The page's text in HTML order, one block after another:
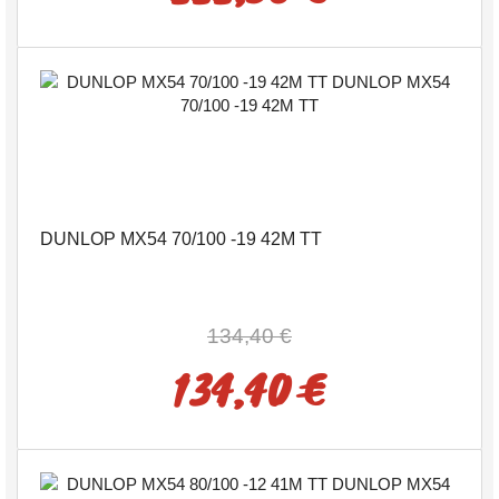
DUNLOP MX54 70/100 -19 42M TT
134,40 €
134,40 €